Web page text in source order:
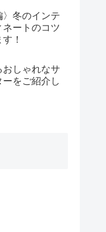
〉冬のインテ
ネートのコツ
！
しゃれなサ
をご紹介し